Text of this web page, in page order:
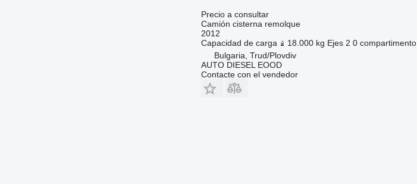
Precio a consultar
Camión cisterna remolque
2012
Capacidad de carga
18.000 kg Ejes 2 0 compartimento
Bulgaria, Trud/Plovdiv
AUTO DIESEL EOOD
Contacte con el vendedor